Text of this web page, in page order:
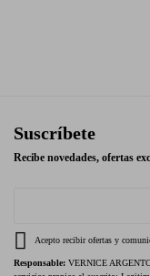
Suscríbete
Recibe novedades, ofertas
Acepto recibir ofertas y
Responsable: VERNICE